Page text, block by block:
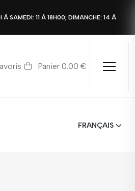
SAMEDI: 11 À 18H00; DIMANCHE: 14 À
Panier 0.00 €